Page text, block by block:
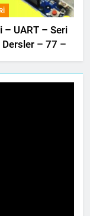
UART – Seri
– 77 –